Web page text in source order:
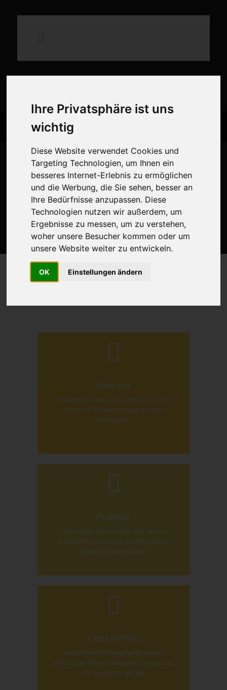
Ihre Privatsphäre ist uns
wichtig
Diese Website verwendet Cookies und
Targeting Technologien, um Ihnen ein
besseres Internet-Erlebnis zu ermöglichen
und die Werbung, die Sie sehen, besser an
Ihre Bedürfnisse anzupassen. Diese
Technologien nutzen wir außerdem, um
Ergebnisse zu messen, um zu verstehen,
woher unsere Besucher kommen oder um
unsere Website weiter zu entwickeln.
OK Einstellungen ändern
×
Mittelalterliches Spektakel auf
der Schauenburg
Erlebt Ritter, Handwerk, Musik und Gaumenfreuden in historischer
Kulisse. Seid dabei beim Mittelalterlichen Spektakel auf der
Schauenburg!
Über uns
Erfahren Sie mehr Über den Lions Club
Oberkirch-Schauenburg und unsere
Philosophie.
Projekte
Informieren Sie sich hier über unsere
aktuellen Projekte und die Möglichkeit,
diese zu unterstützen.
Lions treffen
Sie sind herzlich eingeladen, unsere
öffentlichen Veranstaltungen zu besuchen.
Wir freuen uns auf Sie.